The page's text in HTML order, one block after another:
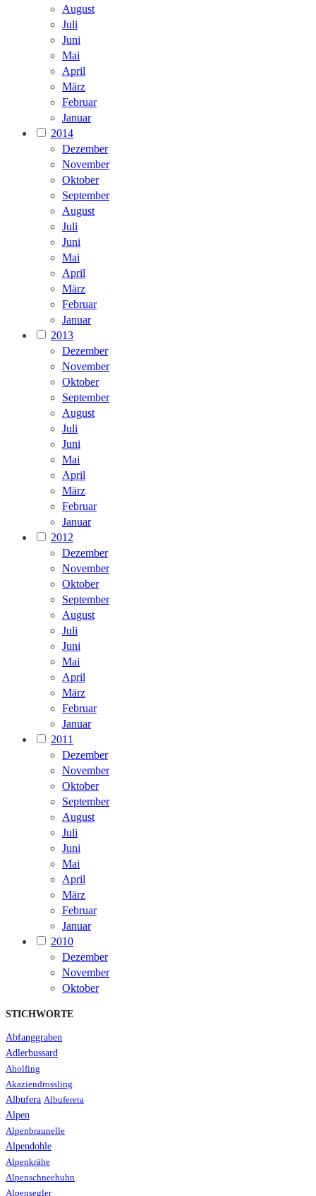
August
Juli
Juni
Mai
April
März
Februar
Januar
2014
Dezember
November
Oktober
September
August
Juli
Juni
Mai
April
März
Februar
Januar
2013
Dezember
November
Oktober
September
August
Juli
Juni
Mai
April
März
Februar
Januar
2012
Dezember
November
Oktober
September
August
Juli
Juni
Mai
April
März
Februar
Januar
2011
Dezember
November
Oktober
September
August
Juli
Juni
Mai
April
März
Februar
Januar
2010
Dezember
November
Oktober
STICHWORTE
Abfanggraben
Adlerbussard
Aholfing
Akaziendrossling
Albufera Albufereta
Alpen
Alpenbraunelle
Alpendohle
Alpenkrähe
Alpenschneehuhn
Alpensegler